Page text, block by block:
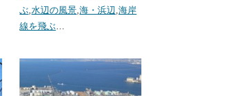
ぶ ,水辺の風景 ,海・浜辺 ,海岸
線を飛ぶ